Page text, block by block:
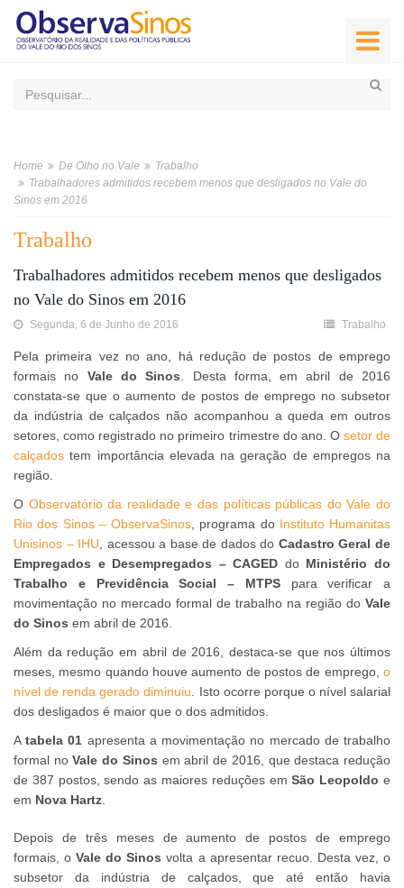
Home De Olho no Vale
Trabalho
Trabalhadores admitidos recebem menos que desligados no Vale do
Sinos em 2016
Trabalho
Trabalhadores admitidos recebem menos que desligados
no Vale do Sinos em 2016
Segunda, 6 de Junho de 2016 Trabalho
Pela primeira vez no ano, há redução de postos de emprego
formais no Vale do Sinos . Desta forma, em abril de 2016
constata-se que o aumento de postos de emprego no subsetor
da indústria de calçados não acompanhou a queda em outros
setores, como registrado no primeiro trimestre do ano. O setor de
calçados tem importância elevada na geração de empregos na
região.
O Observatório da realidade e das políticas públicas do Vale do
Rio dos Sinos – ObservaSinos , programa do Instituto Humanitas
Unisinos – IHU , acessou a base de dados do Cadastro Geral de
Empregados e Desempregados – CAGED do Ministério do
Trabalho e Previdência Social – MTPSpara verificar a
movimentação no mercado formal de trabalho na região do Vale
do Sinos em abril de 2016.
Além da redução em abril de 2016, destaca-se que nos últimos
meses, mesmo quando houve aumento de postos de emprego, o
nível de renda gerado diminuiu . Isto ocorre porque o nível salarial
dos desligados é maior que o dos admitidos.
Atabela 01 apresenta a movimentação no mercado de trabalho
formal noVale do Sinos em abril de 2016, que destaca redução
de 387 postos, sendo as maiores reduções emSão Leopoldo e
em Nova Hartz
Depois de três meses de aumento de postos de emprego
formais, oVale do Sinos volta a apresentar recuo. Desta vez, o
subsetor da indústria de calçados, que até então havia